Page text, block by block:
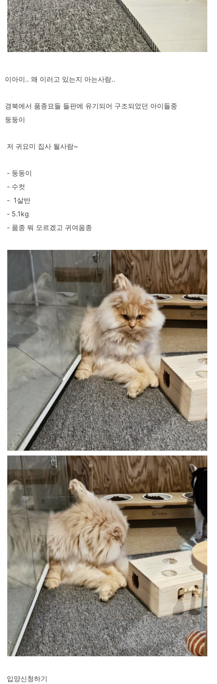
이아이.. 왜 이러고 있는지 아는사람..
경북에서 품종묘들 들판에 유기되어 구조되었던 아이들중
둥둥이
저 귀요미 집사 될사람~
- 둥둥이
- 수컷
- 1살반
- 5.1kg
- 품종 뭐 모르겠고 귀여움종
입양신청하기